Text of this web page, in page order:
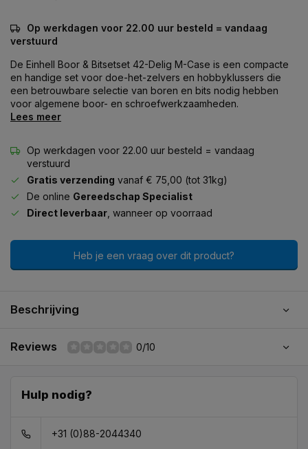
Op werkdagen voor 22.00 uur besteld = vandaag
verstuurd
De Einhell Boor & Bitsetset 42-Delig M-Case is een compacte
en handige set voor doe-het-zelvers en hobbyklussers die
een betrouwbare selectie van boren en bits nodig hebben
voor algemene boor- en schroefwerkzaamheden.
Lees meer
Op werkdagen voor 22.00 uur besteld = vandaag
verstuurd
Gratis verzending vanaf € 75,00 (tot 31kg)
De online Gereedschap Specialist
Direct leverbaar , wanneer op voorraad
Heb je een vraag over dit product?
Beschrijving
Reviews 0/10
Hulp nodig?
+31 (0)88-2044340